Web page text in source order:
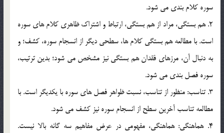
سوره کلام بندي مي شود.
2. هم بستگي، مراد از هم بستگي، ارتباط و اشتراک ظاهري کلام هاي سوره
است. با مطالعه هم بستگي کلام ها، سطحي ديگر از انسجام سوره، کشف؛ و
به دنبال آن، مرزهاي فقدان هم بستگي نيز مشخص مي شود؛ بدين ترتيب،
سوره فصل بندي مي شود.
3. تناسب: منظور از تناسب، نسبت ظواهر فصل هاي سوره با يکديگر است. با
مطالعه تناسب آخرين سطح از انسجام سوره نيز کشف مي شود.
4. هماهنگي: هماهنگي، مفهومي در عرض مفاهيم سه گانه بالا نيست.